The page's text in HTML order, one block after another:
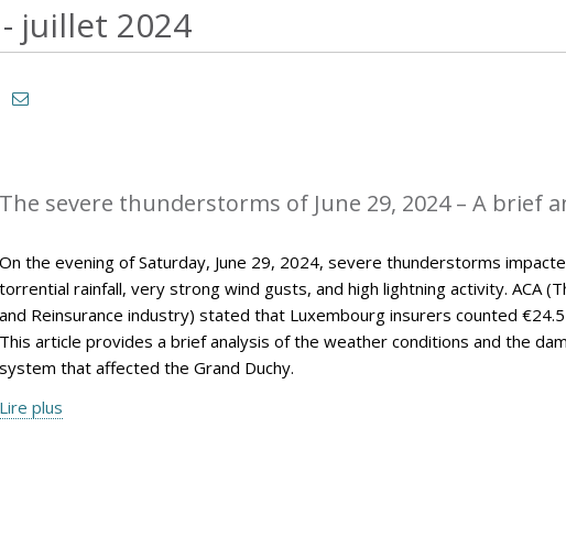
juillet 2024
The severe thunderstorms of June 29, 2024 – A brief
On the evening of Saturday, June 29, 2024, severe thunderstorms
torrential rainfall, very strong wind gusts, and high lightning activity. ACA
and Reinsurance industry) stated that Luxembourg insurers counted €24.5
This article provides a brief analysis of the weather conditions and the
system that affected the Grand Duchy.
Lire plus